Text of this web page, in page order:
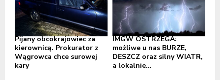
Pijany obcokrajowiec za
kierownicą. Prokurator z
Wągrowca chce surowej
kary
IMGW OSTRZEGA:
możliwe u nas BURZE,
DESZCZ oraz silny WIATR,
a lokalnie...